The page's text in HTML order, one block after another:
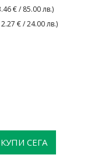
€ / 85.00 лв.)
€ / 24.00 лв.)
КУПИ СЕГА